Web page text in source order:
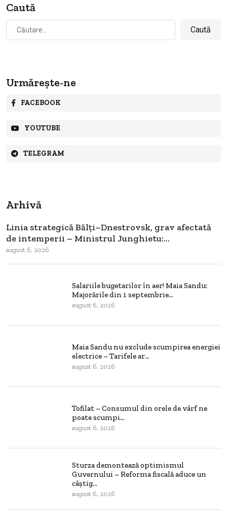
Caută
Caută
după:
Urmărește-ne
FACEBOOK
YOUTUBE
TELEGRAM
Arhivă
Linia strategică Bălți–Dnestrovsk, grav afectată
de intemperii – Ministrul Junghietu:...
august 6, 2026
Salariile bugetarilor în aer! Maia Sandu:
Majorările din 1 septembrie...
august 6, 2026
Maia Sandu nu exclude scumpirea energiei
electrice – Tarifele ar...
august 6, 2026
Tofilat – Consumul din orele de vârf ne
poate scumpi...
august 6, 2026
Sturza demontează optimismul
Guvernului – Reforma fiscală aduce un
câștig...
august 6, 2026